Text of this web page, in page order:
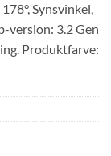
Synsvinkel,
version: 3.2 Gen
Produktfarve: